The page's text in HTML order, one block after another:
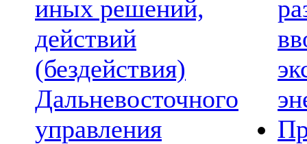
иных решений,
действий
(бездействия)
Дальневосточного
управления